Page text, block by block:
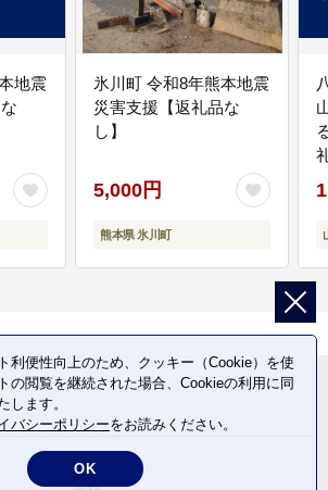
地震
氷川町 令和8年熊本地震
災害支援【返礼品な
し】
5,000円
熊本県 氷川町
定期便
利便性向上のため、クッキー（Cookie）を使
の閲覧を継続された場合、Cookieの利用に同
します。
バシーポリシーをお読みください。
OK